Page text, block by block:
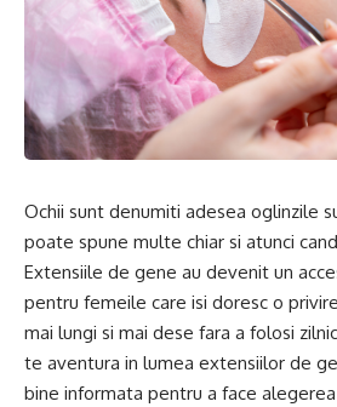
Ochii sunt denumiti adesea oglinzile
poate spune multe chiar si atunci
Extensiile de gene au devenit un
pentru femeile care isi doresc o
mai lungi si mai dese fara a folosi
te aventura in lumea extensiilor de
bine informata pentru a face